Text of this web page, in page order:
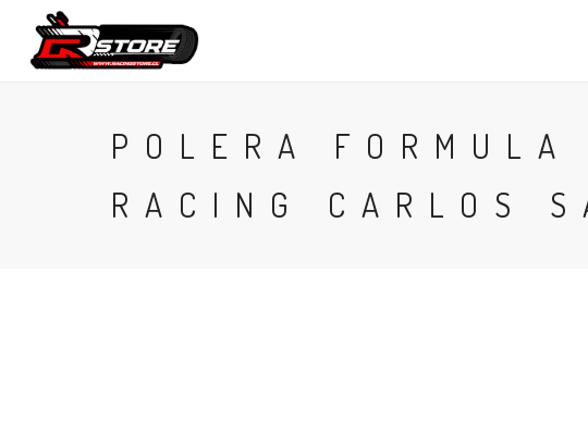
POLERA
RACING CARLOS